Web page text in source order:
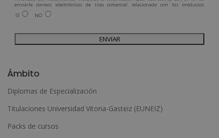
enviarle correos electrónicos de tipo comercial relacionado con los productos
ofrecidos y otros tipo de productos que fueran de su interés.
Legitimación del tratamiento: Consentimiento del interesado.
Para más información consulte nuestra Política de Privacidad.
Desea recibir información comercial (vía telefónica y/o email):
SÍ NO
e
r
n
Ámbito
Diplomas de Especialización
Titulaciones Universidad Vitoria-Gasteiz (EUNEIZ)
Packs de cursos